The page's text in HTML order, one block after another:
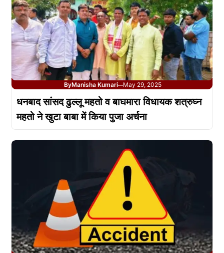
ByManisha Kumari—May 29, 2025
धनबाद सांसद ढुल्लू महतो व बाघमारा विधायक शत्रुघ्न
महतो ने खुटा बाबा में किया पुजा अर्चना